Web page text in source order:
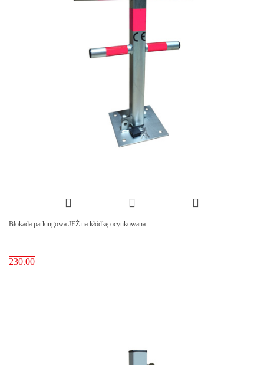
Blokada parkingowa JEŻ na kłódkę ocynkowana
230.00